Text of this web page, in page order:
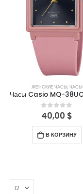
ЖЕНСКИЕ ЧАСЫ,ЧАСЫ
0out of 5
40,00 $
В КОРЗИНУ